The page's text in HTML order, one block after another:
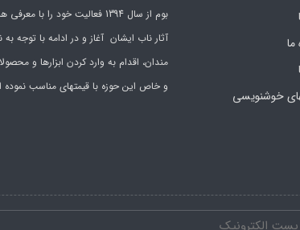
ما
خوشنویسی
بوم از سال 1394 فعالیت خود را با
آثار ناب ایشان آغاز و در ادامه با توجه به
مندان، اقدام به وارد کردن ابزارها و
و خاص این حوزه با قیمتهای مناسب